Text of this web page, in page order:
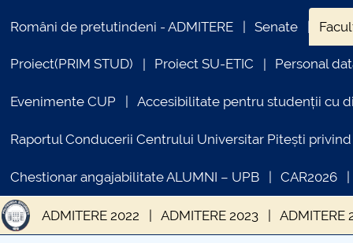
Români de pretutindeni - ADMITERE Senate
Proiect(PRIM STUD) Proiect SU-ETIC Personal
Evenimente CUP Accesibilitate pentru studenții cu
Raportul Conducerii Centrului Universitar Pitești
Chestionar angajabilitate ALUMNI – UPB CAR2026
ADMITERE 2022 ADMITERE 2023 ADMITERE